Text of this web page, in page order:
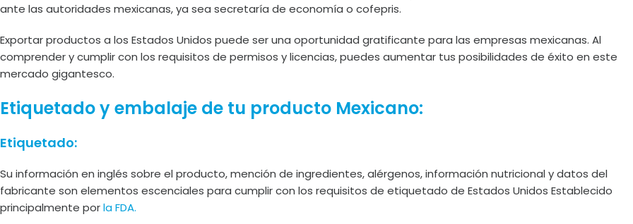
ante las autoridades mexicanas, ya sea secretaría de economía o cofepris.
Exportar productos a los Estados Unidos puede ser una oportunidad gratificante para las empresas mexicanas. Al
comprender y cumplir con los requisitos de permisos y licencias, puedes aumentar tus posibilidades de éxito en este
mercado gigantesco.
Etiquetado y embalaje de tu producto Mexicano:
Etiquetado:
Su información en inglés sobre el producto, mención de ingredientes, alérgenos, información nutricional y datos del
fabricante son elementos escenciales para cumplir con los requisitos de etiquetado de Estados Unidos Establecido
principalmente porla FDA.